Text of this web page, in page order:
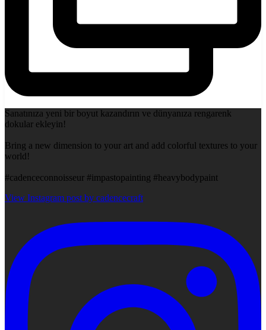
Sanatınıza yeni bir boyut kazandırın ve dünyanıza rengarenk
dokular ekleyin!
Bring a new dimension to your art and add colorful textures to your
world!
#cadenceconnoisseur #impastopainting #heavybodypaint
View Instagram post by cadencecraft